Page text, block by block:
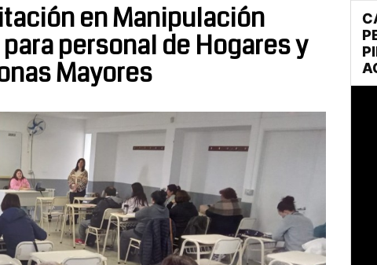
en Manipulación
personal de Hogares y
Mayores